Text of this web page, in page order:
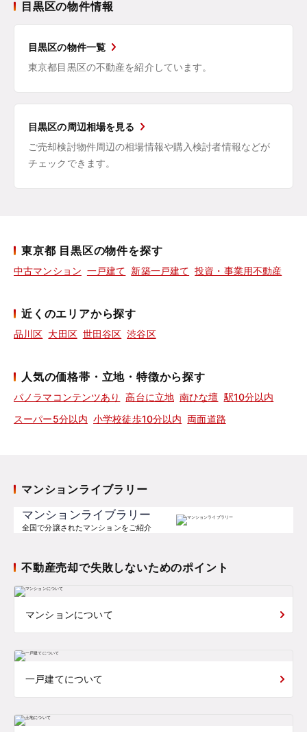
目黒区の物件情報
目黒区の物件一覧
東京都目黒区の不動産を紹介しています。
目黒区の周辺相場を見る
ご売却検討物件周辺の相場情報や購入検討者情報などが
チェックできます。
東京都 目黒区の物件を探す
中古マンション 一戸建て 新築一戸建て 投資・事業用不動産
近くのエリアから探す
品川区 大田区 世田谷区 渋谷区
人気の価格帯・立地・特徴から探す
パノラマコンテンツあり 高台に立地 南ひな壇 駅10分以内
スーパー5分以内 小学校徒歩10分以内 両面道路
マンションライブラリー
マンションライブラリー
全国で分譲されたマンションをご紹介
不動産売却で失敗しないためのポイント
マンションについて
一戸建てについて